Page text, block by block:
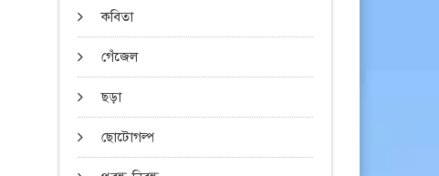
কবিতা
গেঁজেল
ছড়া
ছোটোগল্প